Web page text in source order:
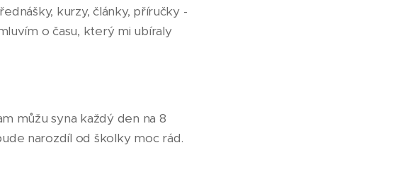
kurzy, články, příručky -
o času, který mi ubíraly
můžu syna každý den na 8
narozdíl od školky moc rád.